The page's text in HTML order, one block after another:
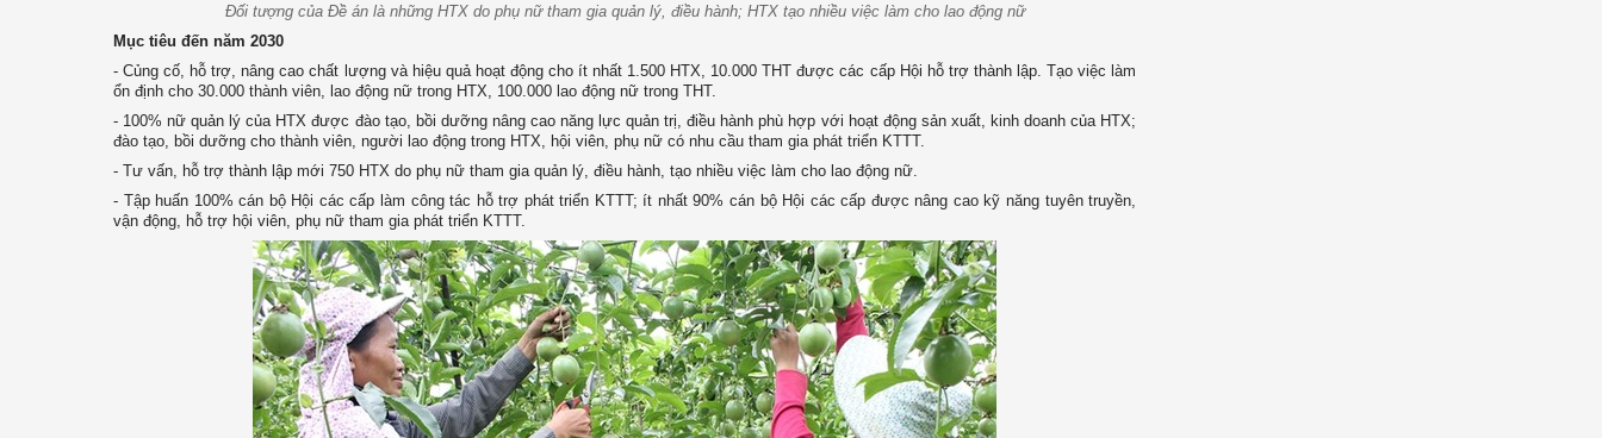
Đối tượng của Đề án là những HTX do phụ nữ tham gia quản lý, điều hành; HTX tạo nhiều việc làm cho lao động nữ
Mục tiêu đến năm 2030
- Củng cố, hỗ trợ, nâng cao chất lượng và hiệu quả hoạt động cho ít nhất 1.500 HTX, 10.000 THT được các cấp Hội hỗ trợ thành lập. Tạo việc làm
ổn định cho 30.000 thành viên, lao động nữ trong HTX, 100.000 lao động nữ trong THT.
- 100% nữ quản lý của HTX được đào tạo, bồi dưỡng nâng cao năng lực quản trị, điều hành phù hợp với hoạt động sản xuất, kinh doanh của HTX;
đào tạo, bồi dưỡng cho thành viên, người lao động trong HTX, hội viên, phụ nữ có nhu cầu tham gia phát triển KTTT.
- Tư vấn, hỗ trợ thành lập mới 750 HTX do phụ nữ tham gia quản lý, điều hành, tạo nhiều việc làm cho lao động nữ.
- Tập huấn 100% cán bộ Hội các cấp làm công tác hỗ trợ phát triển KTTT; ít nhất 90% cán bộ Hội các cấp được nâng cao kỹ năng tuyên truyền,
vận động, hỗ trợ hội viên, phụ nữ tham gia phát triển KTTT.